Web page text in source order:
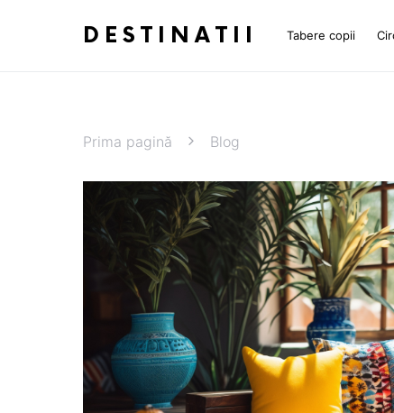
DESTINATII Tabere copii
Prima pagină Blog